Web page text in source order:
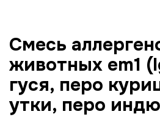
Смесь
животных em1
гуся, перо
утки, перо